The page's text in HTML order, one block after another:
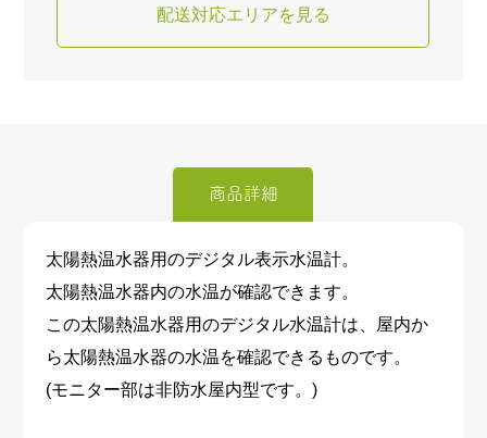
配送対応エリアを見る
商品詳細
太陽熱温水器用のデジタル表示水温計。
太陽熱温水器内の水温が確認できます。
この太陽熱温水器用のデジタル水温計は、屋内か
ら太陽熱温水器の水温を確認できるものです。
(モニター部は非防水屋内型です。)